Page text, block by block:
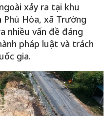
xảy ra tại khu
Hòa, xã Trường
nhiều vấn đề đáng
pháp luật và trách
gia.